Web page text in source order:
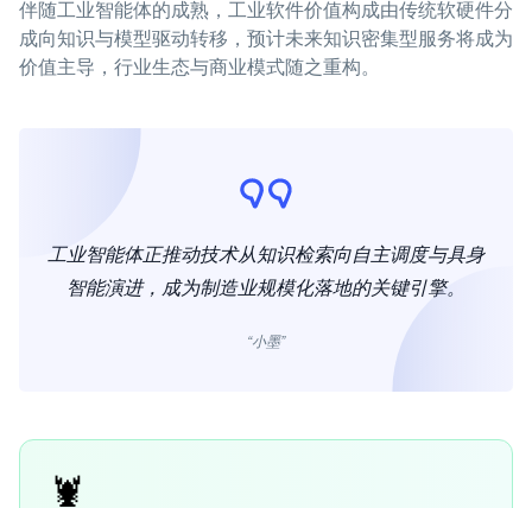
伴随工业智能体的成熟，工业软件价值构成由传统软硬件分
成向知识与模型驱动转移，预计未来知识密集型服务将成为
价值主导，行业生态与商业模式随之重构。
工业智能体正推动技术从知识检索向自主调度与具身
智能演进，成为制造业规模化落地的关键引擎。
“小墨”
🦞